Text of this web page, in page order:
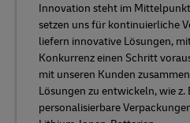
Innovation steht im
setzen uns für kontinuierliche
liefern innovative Lösungen,
Konkurrenz einen Schritt
mit unseren Kunden
Lösungen zu entwickeln, wie
personalisierbare